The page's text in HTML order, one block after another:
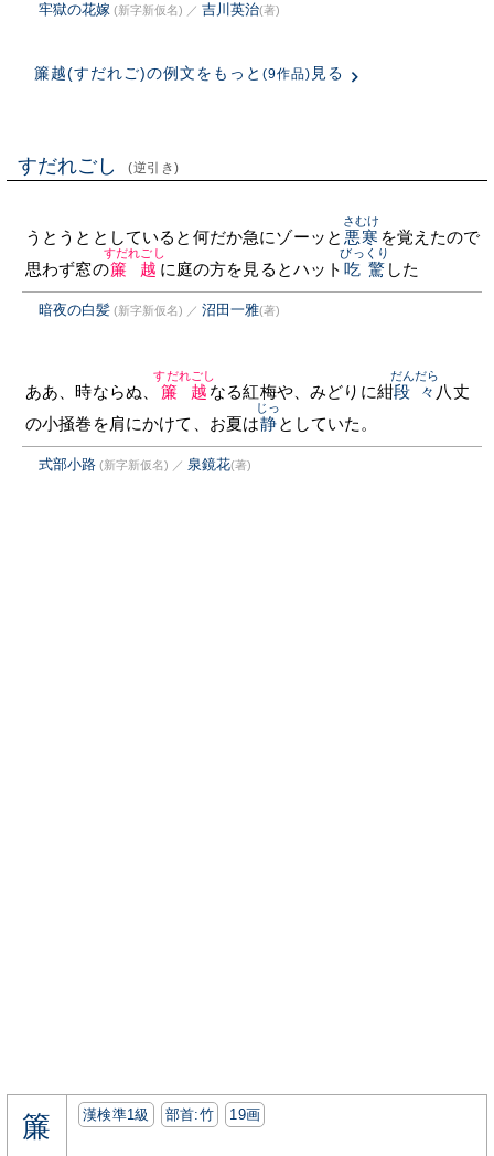
牢獄の花嫁 (新字新仮名) ／ 吉川英治(著)
簾越(すだれご)の例文をもっと (9作品) 見る
すだれごし (逆引き)
うとうととしていると何だか急にゾーッと 悪寒
さむけ
を覚えたので
思わず窓の簾越
すだれごし
に庭の方を見るとハット 吃驚
びっくり
した
暗夜の白髪 (新字新仮名) ／ 沼田一雅(著)
ああ、時ならぬ、 簾越
すだれごし
なる紅梅や、みどりに紺段々
だんだら
八丈
の小掻巻を肩にかけて、お夏は静
じっ
としていた。
式部小路 (新字新仮名) ／ 泉鏡花(著)
簾 漢検準1級 部首:⽵ 19画